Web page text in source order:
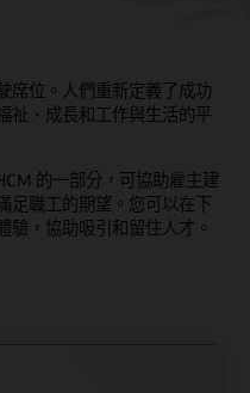
席位。人們重新定義了成功
祉、成長和工作與生活的平
的一部分，可協助雇主建
足職工的期望。您可以在下
驗，協助吸引和留住人才。